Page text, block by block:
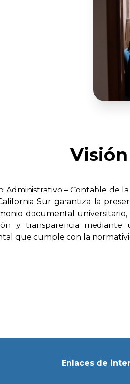
Visión
Administrativo – Contable de
Sur garantiza la
documental universitario,
y transparencia mediante
que cumple con la
Enlaces de